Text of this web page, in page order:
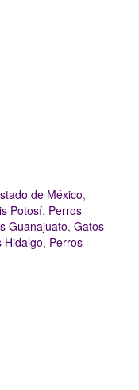
de México,
Potosí, Perros
Guanajuato, Gatos
Hidalgo, Perros